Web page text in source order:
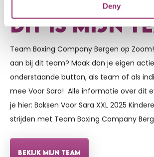
Deny
DIT IS MIJN
Team Boxing Company Bergen op
aan bij dit team? Maak dan je eigen
onderstaande button, als team of als
mee Voor Sara! Alle informatie over dit
je hier: Boksen Voor Sara XXL 2025
strijden met Team Boxing Company
BEKIJK MIJN TEAM